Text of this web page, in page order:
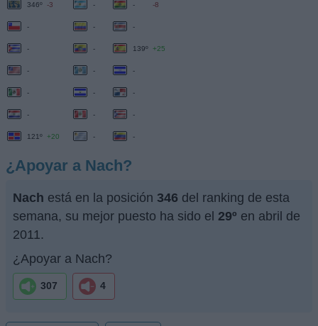
346º -3 - - -8
- - -
- - 139º +25
- - -
- - -
- - -
121º +20 - -
¿Apoyar a Nach?
Nach está en la posición 346 del ranking de esta
semana, su mejor puesto ha sido el 29º en abril de
2011.
¿Apoyar a Nach?
307 4